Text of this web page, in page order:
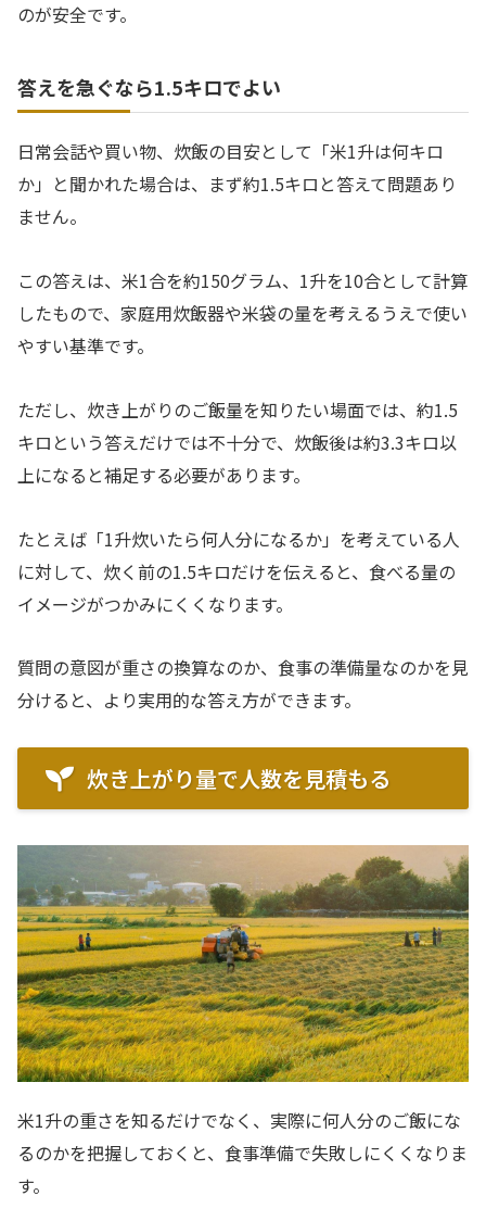
のが安全です。
答えを急ぐなら1.5キロでよい
日常会話や買い物、炊飯の目安として「米1升は何キロ
か」と聞かれた場合は、まず約1.5キロと答えて問題あり
ません。
この答えは、米1合を約150グラム、1升を10合として計算
したもので、家庭用炊飯器や米袋の量を考えるうえで使い
やすい基準です。
ただし、炊き上がりのご飯量を知りたい場面では、約1.5
キロという答えだけでは不十分で、炊飯後は約3.3キロ以
上になると補足する必要があります。
たとえば「1升炊いたら何人分になるか」を考えている人
に対して、炊く前の1.5キロだけを伝えると、食べる量の
イメージがつかみにくくなります。
質問の意図が重さの換算なのか、食事の準備量なのかを見
分けると、より実用的な答え方ができます。
炊き上がり量で人数を見積もる
米1升の重さを知るだけでなく、実際に何人分のご飯にな
るのかを把握しておくと、食事準備で失敗しにくくなりま
す。